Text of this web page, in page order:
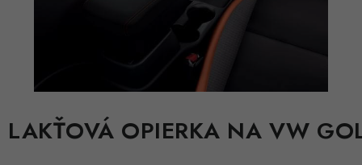
LAKŤOVÁ OPIERKA NA VW